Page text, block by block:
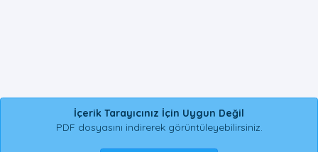
İçerik Tarayıcınız İçin Uygun Değil
PDF dosyasını indirerek görüntüleyebilirsiniz.